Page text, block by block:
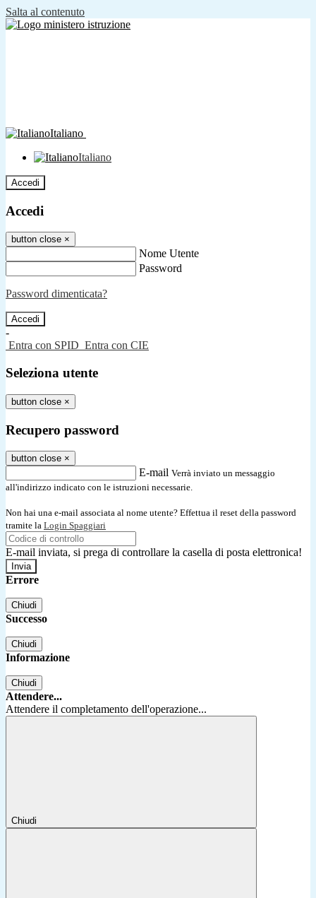
Salta al contenuto
Italiano
Italiano
Accedi
Accedi
button close ×
Nome Utente
Password
Password dimenticata?
-
Entra con SPID Entra con CIE
Seleziona utente
button close ×
Recupero password
button close ×
E-mail Verrà inviato un messaggio
all'indirizzo indicato con le istruzioni necessarie.
Non hai una e-mail associata al nome utente? Effettua il reset della password
tramite la Login Spaggiari
E-mail inviata, si prega di controllare la casella di posta elettronica!
Errore
Chiudi
Successo
Chiudi
Informazione
Chiudi
Attendere...
Attendere il completamento dell'operazione...
Chiudi